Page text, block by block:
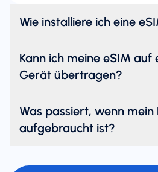
Wie installiere ich eine
Kann ich meine eSIM auf
Gerät übertragen?
Was passiert, wenn
aufgebraucht ist?